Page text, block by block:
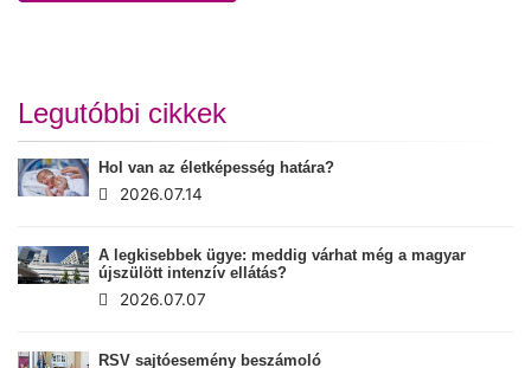
Legutóbbi cikkek
Hol van az életképesség határa?
2026.07.14
A legkisebbek ügye: meddig várhat még a magyar
újszülött intenzív ellátás?
2026.07.07
RSV sajtóesemény beszámoló